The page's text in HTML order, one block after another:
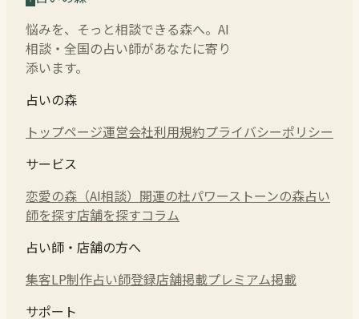
悩みを、そっと相談できる森へ。AI
相談・全国の占い師があなたに寄り
添います。
占いの森
トップページ運営会社利用規約プライバシーポリシー
サービス
恋愛の森（AI相談） 開運の杜パワーストーンの森占い
師を探す店舗を探すコラム
占い師・店舗の方へ
集客LP制作占い師登録店舗掲載プレミアム掲載
サポート